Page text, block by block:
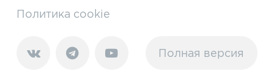
Политика cookie
Полная версия